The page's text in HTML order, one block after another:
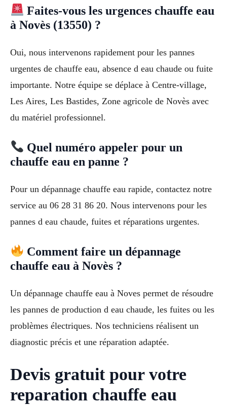
Faites-vous les urgences chauffe eau
à Novès (13550) ?
Oui, nous intervenons rapidement pour les pannes
urgentes de chauffe eau, absence d eau chaude ou fuite
importante. Notre équipe se déplace à Centre-village,
Les Aires, Les Bastides, Zone agricole de Novès avec
du matériel professionnel.
Quel numéro appeler pour un
chauffe eau en panne ?
Pour un dépannage chauffe eau rapide, contactez notre
service au 06 28 31 86 20. Nous intervenons pour les
pannes d eau chaude, fuites et réparations urgentes.
Comment faire un dépannage
chauffe eau à Novès ?
Un dépannage chauffe eau à Noves permet de résoudre
les pannes de production d eau chaude, les fuites ou les
problèmes électriques. Nos techniciens réalisent un
diagnostic précis et une réparation adaptée.
Devis gratuit pour votre
reparation chauffe eau